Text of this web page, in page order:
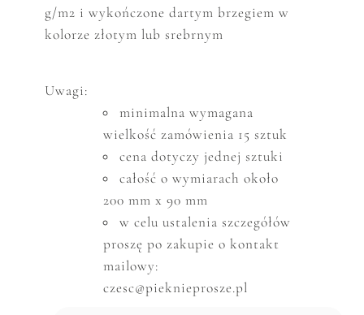
g/m2 i wykończone dartym brzegiem w
kolorze złotym lub srebrnym
Uwagi:
minimalna wymagana
wielkość zamówienia 15 sztuk
cena dotyczy jednej sztuki
całość o wymiarach około
200 mm x 90 mm
w celu ustalenia szczegółów
proszę po zakupie o kontakt
mailowy:
czesc@pieknieprosze.pl